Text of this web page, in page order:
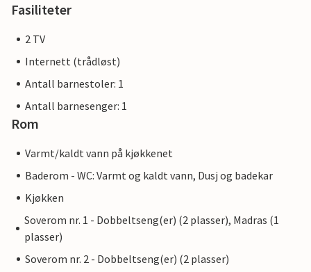
Fasiliteter
2 TV
Internett (trådløst)
Antall barnestoler: 1
Antall barnesenger: 1
Rom
Varmt/kaldt vann på kjøkkenet
Baderom - WC: Varmt og kaldt vann, Dusj og badekar
Kjøkken
Soverom nr. 1 - Dobbeltseng(er) (2 plasser), Madras (1
plasser)
Soverom nr. 2 - Dobbeltseng(er) (2 plasser)